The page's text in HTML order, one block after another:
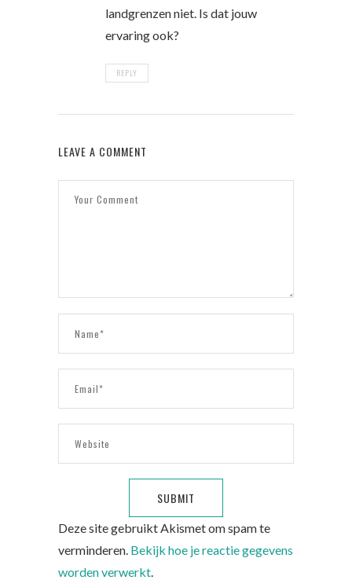
landgrenzen niet. Is dat jouw
ervaring ook?
REPLY
LEAVE A COMMENT
Deze site gebruikt Akismet om spam te
verminderen. Bekijk hoe je reactie gegevens
worden verwerkt